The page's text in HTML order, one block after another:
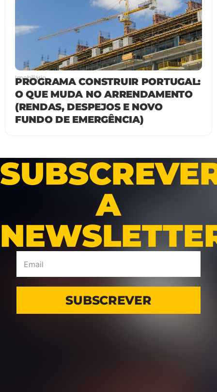
Imobiliário
PROGRAMA CONSTRUIR PORTUGAL:
O QUE MUDA NO ARRENDAMENTO
(RENDAS, DESPEJOS E NOVO
FUNDO DE EMERGÊNCIA)
A
SUBSCREVER